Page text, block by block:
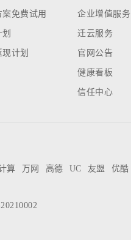
案免费试用
计划
企业增值服务
迁云服务
官网公告
健康看板
信任中心
算 万网 高德 UC 友盟 优酷